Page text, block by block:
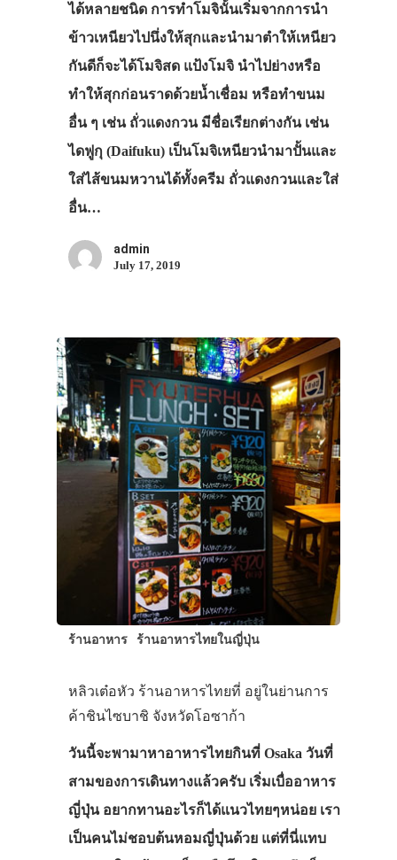
ได้หลายชนิด การทำโมจินั้นเริ่มจากการนำ
ข้าวเหนียวไปนึ่งให้สุกและนำมาตำให้เหนียว
กันดีก็จะได้โมจิสด แป้งโมจิ นำไปย่างหรือ
ทำให้สุกก่อนราดด้วยน้ำเชื่อม หรือทำขนม
อื่น ๆ เช่น ถั่วแดงกวน มีชื่อเรียกต่างกัน เช่น
ไดฟูกุ (Daifuku) เป็นโมจิเหนียวนำมาปั้นและ
ใส่ไส้ขนมหวานได้ทั้งครีม ถั่วแดงกวนและใส่
อื่น…
admin
July 17, 2019
ร้านอาหาร ร้านอาหารไทยในญี่ปุ่น
หลิวเต๋อหัว ร้านอาหารไทยที่ อยู่ในย่านการ
ค้าชินไซบาชิ จังหวัดโอซาก้า
วันนี้จะพามาหาอาหารไทยกินที่ Osaka วันที่
สามของการเดินทางแล้วครับ เริ่มเบื่ออาหาร
ญี่ปุ่น อยากทานอะไรก็ได้แนวไทยๆหน่อย เรา
เป็นคนไม่ชอบต้นหอมญี่ปุ่นด้วย แต่ที่นี่แทบ